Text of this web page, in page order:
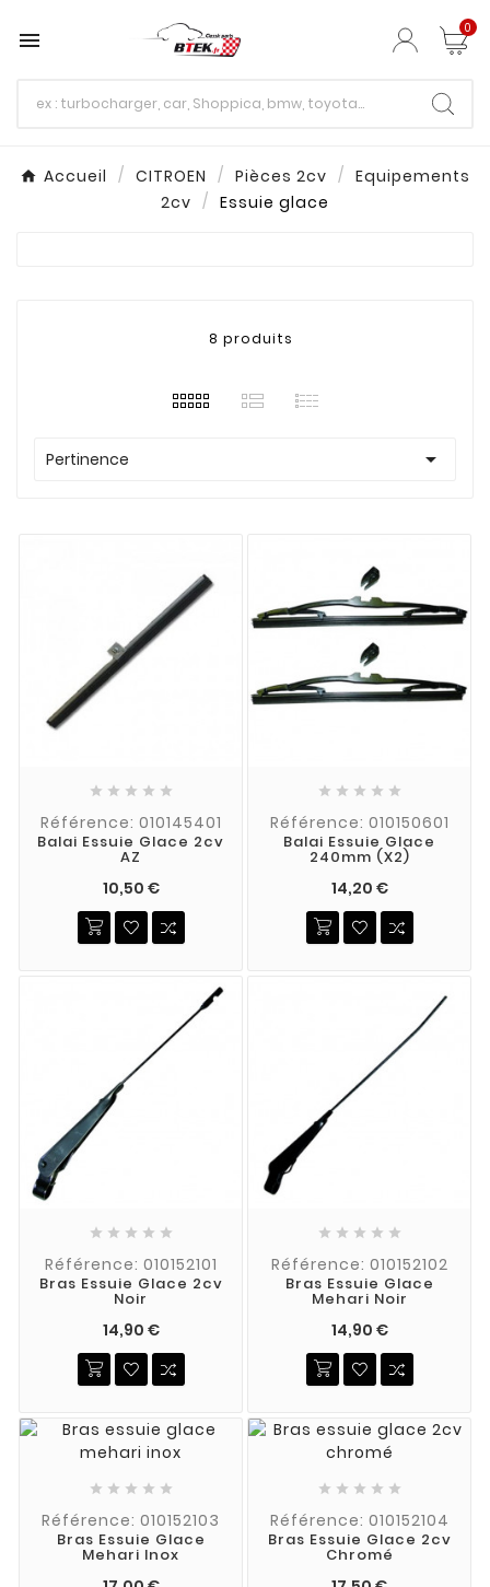
 0
Accueil CITROEN Pièces 2cv
Equipements
2cv
Essuie glace
8 produits
Pertinence 
    
Référence: 010145401
Balai Essuie Glace 2cv
AZ
10,50 €
    
Référence: 010150601
Balai Essuie Glace
240mm (x2)
14,20 €
    
Référence: 010152101
Bras Essuie Glace 2cv
Noir
14,90 €
    
Référence: 010152102
Bras Essuie Glace
Mehari Noir
14,90 €
    
Référence: 010152103
Bras Essuie Glace
Mehari Inox
    
Référence: 010152104
Bras Essuie Glace 2cv
Chromé